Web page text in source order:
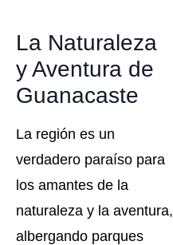
La Naturaleza
y Aventura de
Guanacaste
La región es un
verdadero paraíso para
los amantes de la
naturaleza y la aventura,
albergando parques